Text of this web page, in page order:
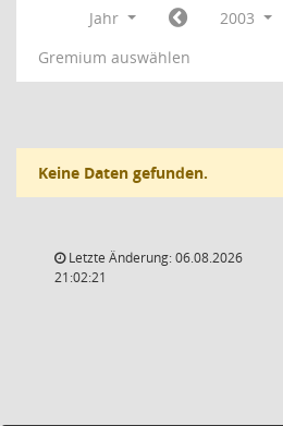
Jahr
2003
Gremium auswählen
Keine Daten gefunden.
Letzte Änderung: 06.08.2026
21:02:21